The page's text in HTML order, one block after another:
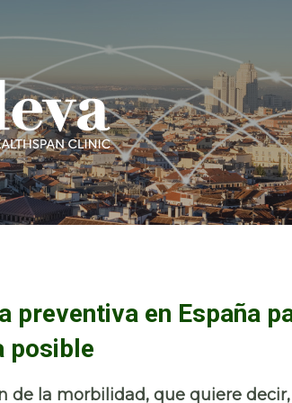
preventiva en España
posible
de la morbilidad, que quiere decir,